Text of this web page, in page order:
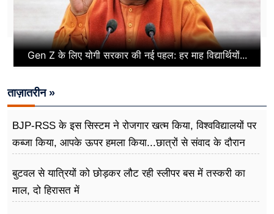
Gen Z के लिए योगी सरकार की नई पहल: हर माह विद्यार्थियों...
ताज़ातरीन »
BJP-RSS के इस सिस्टम ने रोजगार खत्म किया, विश्वविद्यालयों पर
कब्जा किया, आपके ऊपर हमला किया...छात्रों से संवाद के दौरान
बुटवल से यात्रियों को छोड़कर लौट रही स्लीपर बस में तस्करी का
माल, दो हिरासत में